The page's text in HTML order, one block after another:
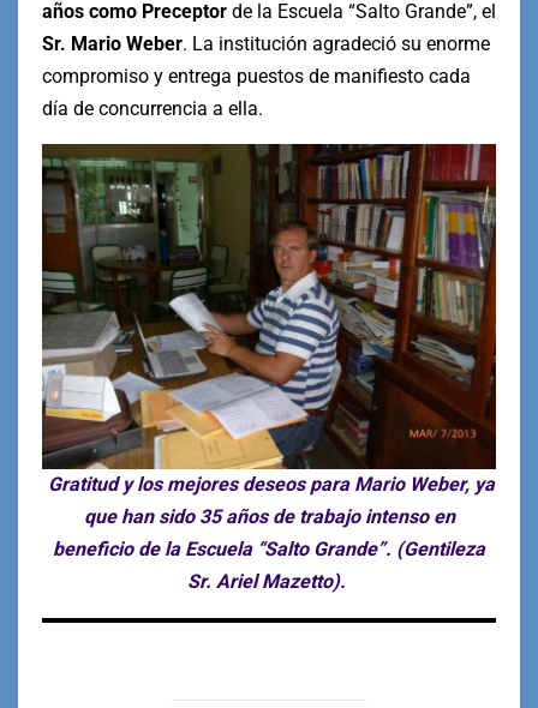
años como Preceptor de la Escuela “Salto Grande”, el
Sr. Mario Weber. La institución agradeció su enorme
compromiso y entrega puestos de manifiesto cada
día de concurrencia a ella.
Gratitud y los mejores deseos para Mario Weber, ya
que han sido 35 años de trabajo intenso en
beneficio de la Escuela “Salto Grande”. (Gentileza
Sr. Ariel Mazetto).